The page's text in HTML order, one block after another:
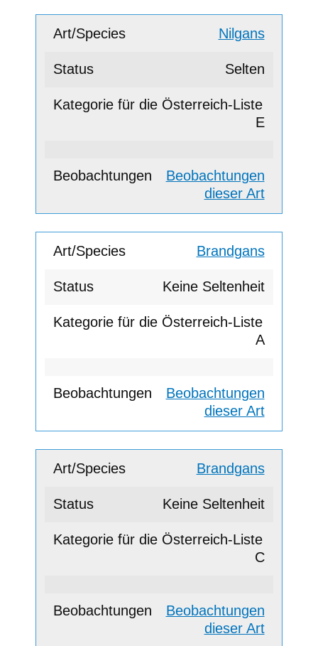
Nilgans
Selten
E
Beobachtungen
dieser Art
Brandgans
Keine Seltenheit
A
Beobachtungen
dieser Art
Brandgans
Keine Seltenheit
C
Beobachtungen
dieser Art